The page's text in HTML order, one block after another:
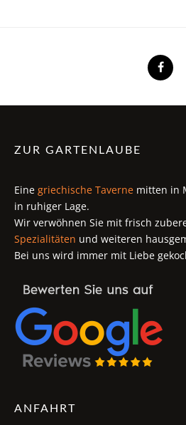
ZUR GARTENLAUBE
Eine griechische Taverne mitten in
in ruhiger Lage.
Wir verwöhnen Sie mit frisch
Spezialitäten und weiteren
Bei uns wird immer mit Liebe
ANFAHRT